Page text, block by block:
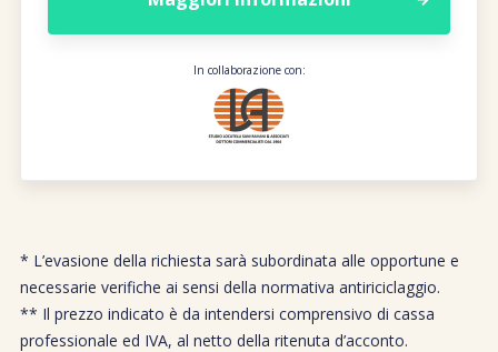
In collaborazione con:
* L’evasione della richiesta sarà subordinata alle opportune e
necessarie verifiche ai sensi della normativa antiriciclaggio.
** Il prezzo indicato è da intendersi comprensivo di cassa
professionale ed IVA, al netto della ritenuta d’acconto.